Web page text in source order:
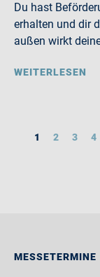
Du hast
erhalten und dir
außen wirkt
WEITERLESEN
1 2 3 4
MESSETERMINE